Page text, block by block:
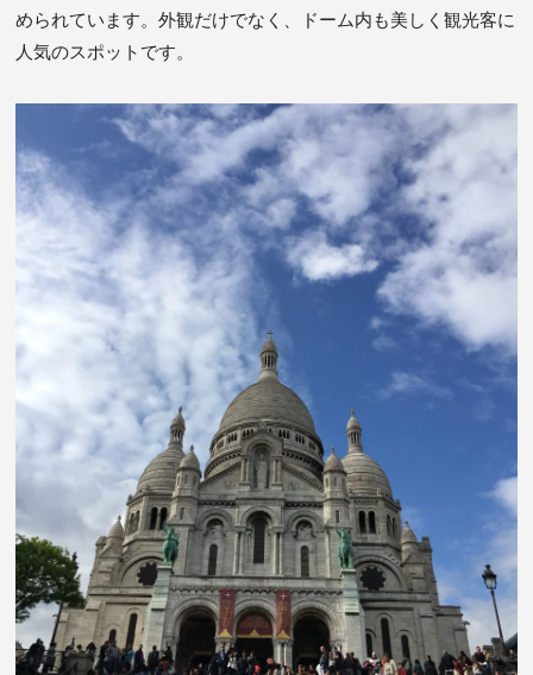
められています。外観だけでなく、ドーム内も美しく観光客に
人気のスポットです。